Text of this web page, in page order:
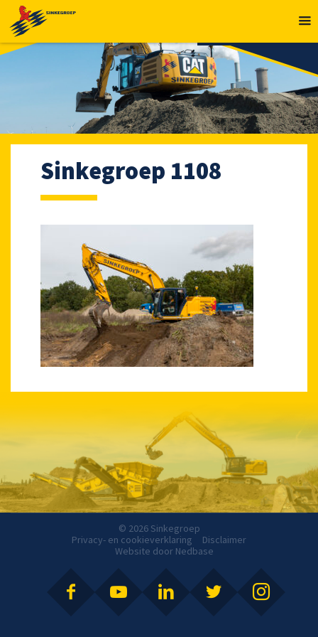
Sinkegroep 1108
© 2026 Sinkegroep
Privacy- en cookieverklaring
Disclaimer
Website door Nedbase